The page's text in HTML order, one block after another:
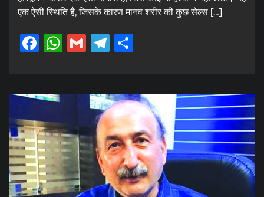
एक ऐसी स्थिति है, जिसके कारण मानव शरीर की कुछ सेल्स […]
Facebook
WhatsApp
GmailTelegram